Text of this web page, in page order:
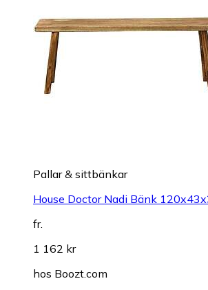
Pallar & sittbänkar
House Doctor Nadi Bänk
fr.
1 162 kr
hos Boozt.com